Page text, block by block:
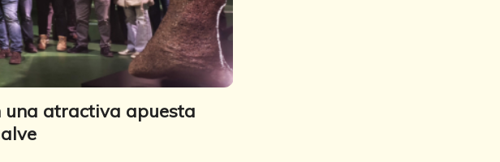
una atractiva apuesta